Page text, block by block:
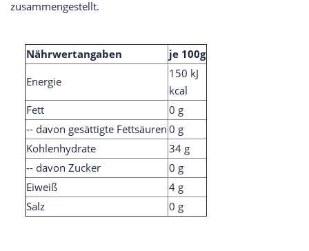
zusammengestellt.
Nährwertangaben
je 100g
Energie
150 kJ
kcal
Fett
0 g
-- davon gesättigte Fettsäuren0 g
Kohlenhydrate
34 g
-- davon Zucker
0 g
Eiweiß
4 g
Salz
0 g